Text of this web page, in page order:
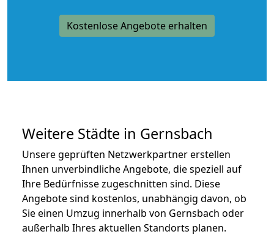
Kostenlose Angebote erhalten
Weitere Städte in Gernsbach
Unsere geprüften Netzwerkpartner erstellen
Ihnen unverbindliche Angebote, die speziell auf
Ihre Bedürfnisse zugeschnitten sind. Diese
Angebote sind kostenlos, unabhängig davon, ob
Sie einen Umzug innerhalb von Gernsbach oder
außerhalb Ihres aktuellen Standorts planen.